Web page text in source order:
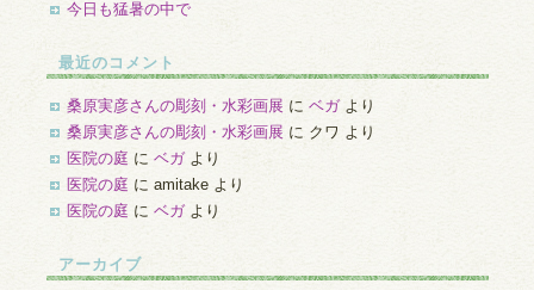
今日も猛暑の中で
最近のコメント
桑原実彦さんの彫刻・水彩画展 に ベガより
桑原実彦さんの彫刻・水彩画展 に クワ より
医院の庭 に ベガより
医院の庭 に amitakeより
医院の庭 に ベガより
アーカイブ